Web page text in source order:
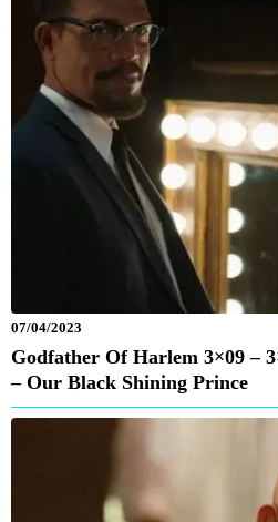
07/04/2023
Godfather Of Harlem 3×09 –
– Our Black Shining Prince